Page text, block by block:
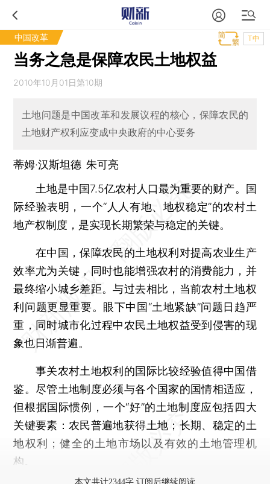
中国改革 T中
当务之急是保障农民土地权益
2010年10月01日第10期
土地问题是中国改革和发展议程的核心，保障农民的
土地财产权利应变成中央政府的中心要务
蒂姆·汉斯坦德 朱可亮
土地是中国7.5亿农村人口最为重要的财产。国
际经验表明，一个“人人有地、地权稳定”的农村土
地产权制度，是实现长期繁荣与稳定的关键。
在中国，保障农民的土地权利对提高农业生产
效率尤为关键，同时也能增强农村的消费能力，并
最终缩小城乡差距。与过去相比，当前农村土地权
利问题更显重要。眼下中国“土地紧缺”问题日趋严
重，同时城市化过程中农民土地权益受到侵害的现
象也日渐普遍。
事关农村土地权利的国际比较经验值得中国借
鉴。尽管土地制度必须与各个国家的国情相适应，
但根据国际惯例，一个“好”的土地制度应包括四大
关键要素：农民普遍地获得土地；长期、稳定的土
地权利；健全的土地市场以及有效的土地管理机
构。
本文共计2344字 订阅后继续阅读